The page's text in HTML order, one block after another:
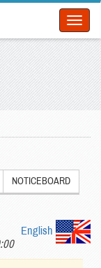
NOTICEBOARD
English